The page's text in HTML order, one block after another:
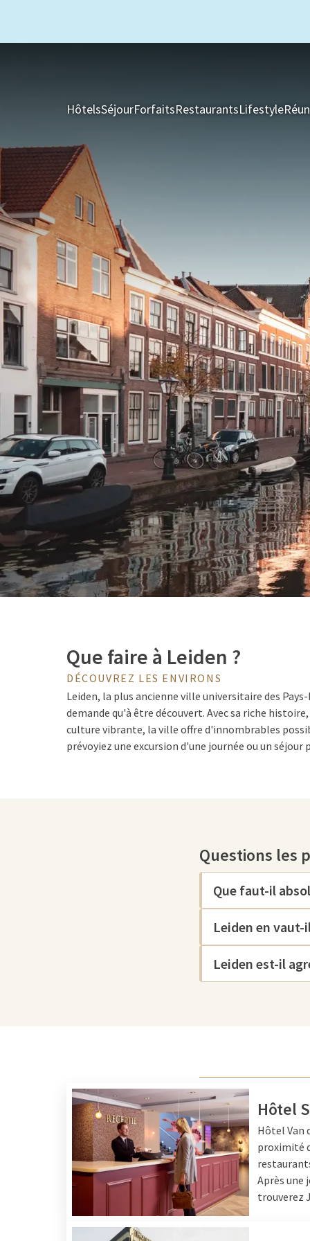
HôtelsSéjourForfaitsRestaurantsLifestyle
Que faire à Leiden ?
DÉCOUVREZ LES ENVIRONS
Leiden, la plus ancienne ville universitaire des
demande qu'à être découvert. Avec sa riche
culture vibrante, la ville offre d'innombrables
prévoyiez une excursion d'une journée ou un séjour
Commencez votre aventure à Leiden par l'Hortus
jardins botaniques du monde, où des allées
offrent un espace de détente au milieu de la ville.
Oudheden pour un voyage à travers l'histoire, des
est un autre point fort : vous y
l'histoire de l'artisanat du meunier, mais vous
imprenable sur la ville. Le Burcht de Leiden offre
Terminez votre journée par une expérience de
of the Netherlands de Leidschendam, situé à
se côtoient pour une escapade relaxante.
Stationnement à Leiden
Leiden offre plusieurs possibilités de
attrayante. Vous pouvez par exemple garer votre
Lammermarkt ou Garenmarkt, qui se trouvent à
Questions les
Que faut-il
Leiden en vaut-
Leiden est-il
Hôtel
Hôtel Van
proximité
Après une
trouverez